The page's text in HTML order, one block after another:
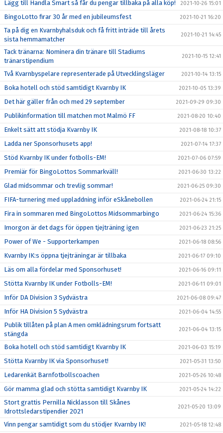
Lägg till Handla Smart så får du pengar tillbaka på alla köp! 2021-10-26 15:01
BingoLotto firar 30 år med en jubileumsfest 2021-10-21 16:20
Ta på dig en Kvarnbyhalsduk och få fritt inträde till årets
sista hemmamatcher
2021-10-21 14:45
Tack tränarna: Nominera din tränare till Stadiums
tränarstipendium
2021-10-15 12:41
Två Kvarnbyspelare representerade på Utvecklingsläger 2021-10-14 13:15
Boka hotell och stöd samtidigt Kvarnby IK 2021-10-05 13:39
Det här gäller från och med 29 september 2021-09-29 09:30
Publikinformation till matchen mot Malmö FF 2021-08-20 10:40
Enkelt sätt att stödja Kvarnby IK 2021-08-18 10:37
Ladda ner Sponsorhusets app! 2021-07-14 17:37
Stöd Kvarnby IK under fotbolls-EM! 2021-07-06 07:59
Premiär för BingoLottos Sommarkväll! 2021-06-30 13:22
Glad midsommar och trevlig sommar! 2021-06-25 09:30
FIFA-turnering med uppladdning inför eSkånebollen 2021-06-24 21:15
Fira in sommaren med BingoLottos Midsommarbingo 2021-06-24 15:36
Imorgon är det dags för öppen tjejträning igen 2021-06-23 21:25
Power of We - Supporterkampen 2021-06-18 08:56
Kvarnby IK:s öppna tjejträningar är tillbaka 2021-06-17 09:10
Läs om alla fördelar med Sponsorhuset! 2021-06-16 09:11
Stötta Kvarnby IK under Fotbolls-EM! 2021-06-11 09:01
Inför DA Division 3 Sydvästra 2021-06-08 09:47
Inför HA Division 5 Sydvästra 2021-06-04 14:55
Publik tillåten på plan A men omklädningsrum fortsatt
stängda
2021-06-04 13:15
Boka hotell och stöd samtidigt Kvarnby IK 2021-06-03 15:19
Stötta Kvarnby IK via Sponsorhuset! 2021-05-31 13:50
Ledarenkät Barnfotbollscoachen 2021-05-26 10:48
Gör mamma glad och stötta samtidigt Kvarnby IK 2021-05-24 14:22
Stort grattis Pernilla Nicklasson till Skånes
Idrottsledarstipendier 2021
2021-05-20 13:09
Vinn pengar samtidigt som du stödjer Kvarnby IK! 2021-05-18 12:48